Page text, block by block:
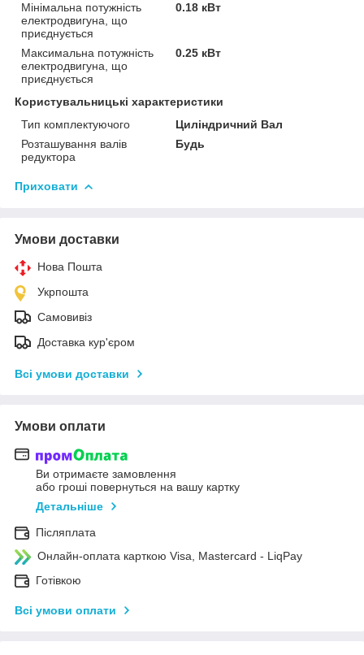
Мінімальна потужність
електродвигуна, що
приєднується
0.18 кВт
Максимальна потужність
електродвигуна, що
приєднується
0.25 кВт
Користувальницькі характеристики
Тип комплектуючого
Циліндричний Вал
Розташування валів
редуктора
Будь
Приховати
Умови доставки
Нова Пошта
Укрпошта
Самовивіз
Доставка кур'єром
Всі умови доставки
Умови оплати
Ви отримаєте замовлення
або гроші повернуться на вашу картку
Детальніше
Післяплата
Онлайн-оплата карткою Visa, Mastercard - LiqPay
Готівкою
Всі умови оплати